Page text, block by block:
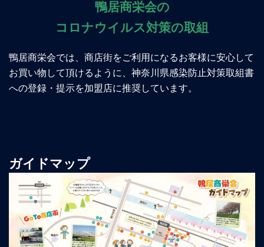
鴨居商栄会の
コロナウイルス対策の取組
鴨居商栄会では、商店街をご利用になるお客様に安心して
お買い物して頂けるように、神奈川県感染防止対策取組書
への登録・提示を加盟店に推奨しています。
ガイドマップ